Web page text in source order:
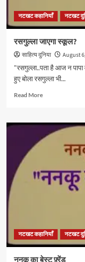
नटखट कहानियाँ नटखट
रसगुल्ला जाएगा स्कूल?
साहित्य दुनिया August
"रसगुल्ला..पता है आज न
हुए बोला रसगुल्ला भी...
Read MoreRead
रसगुल्ला
जाएगा
स्कूल?
नटखट कहानियाँ नटखट